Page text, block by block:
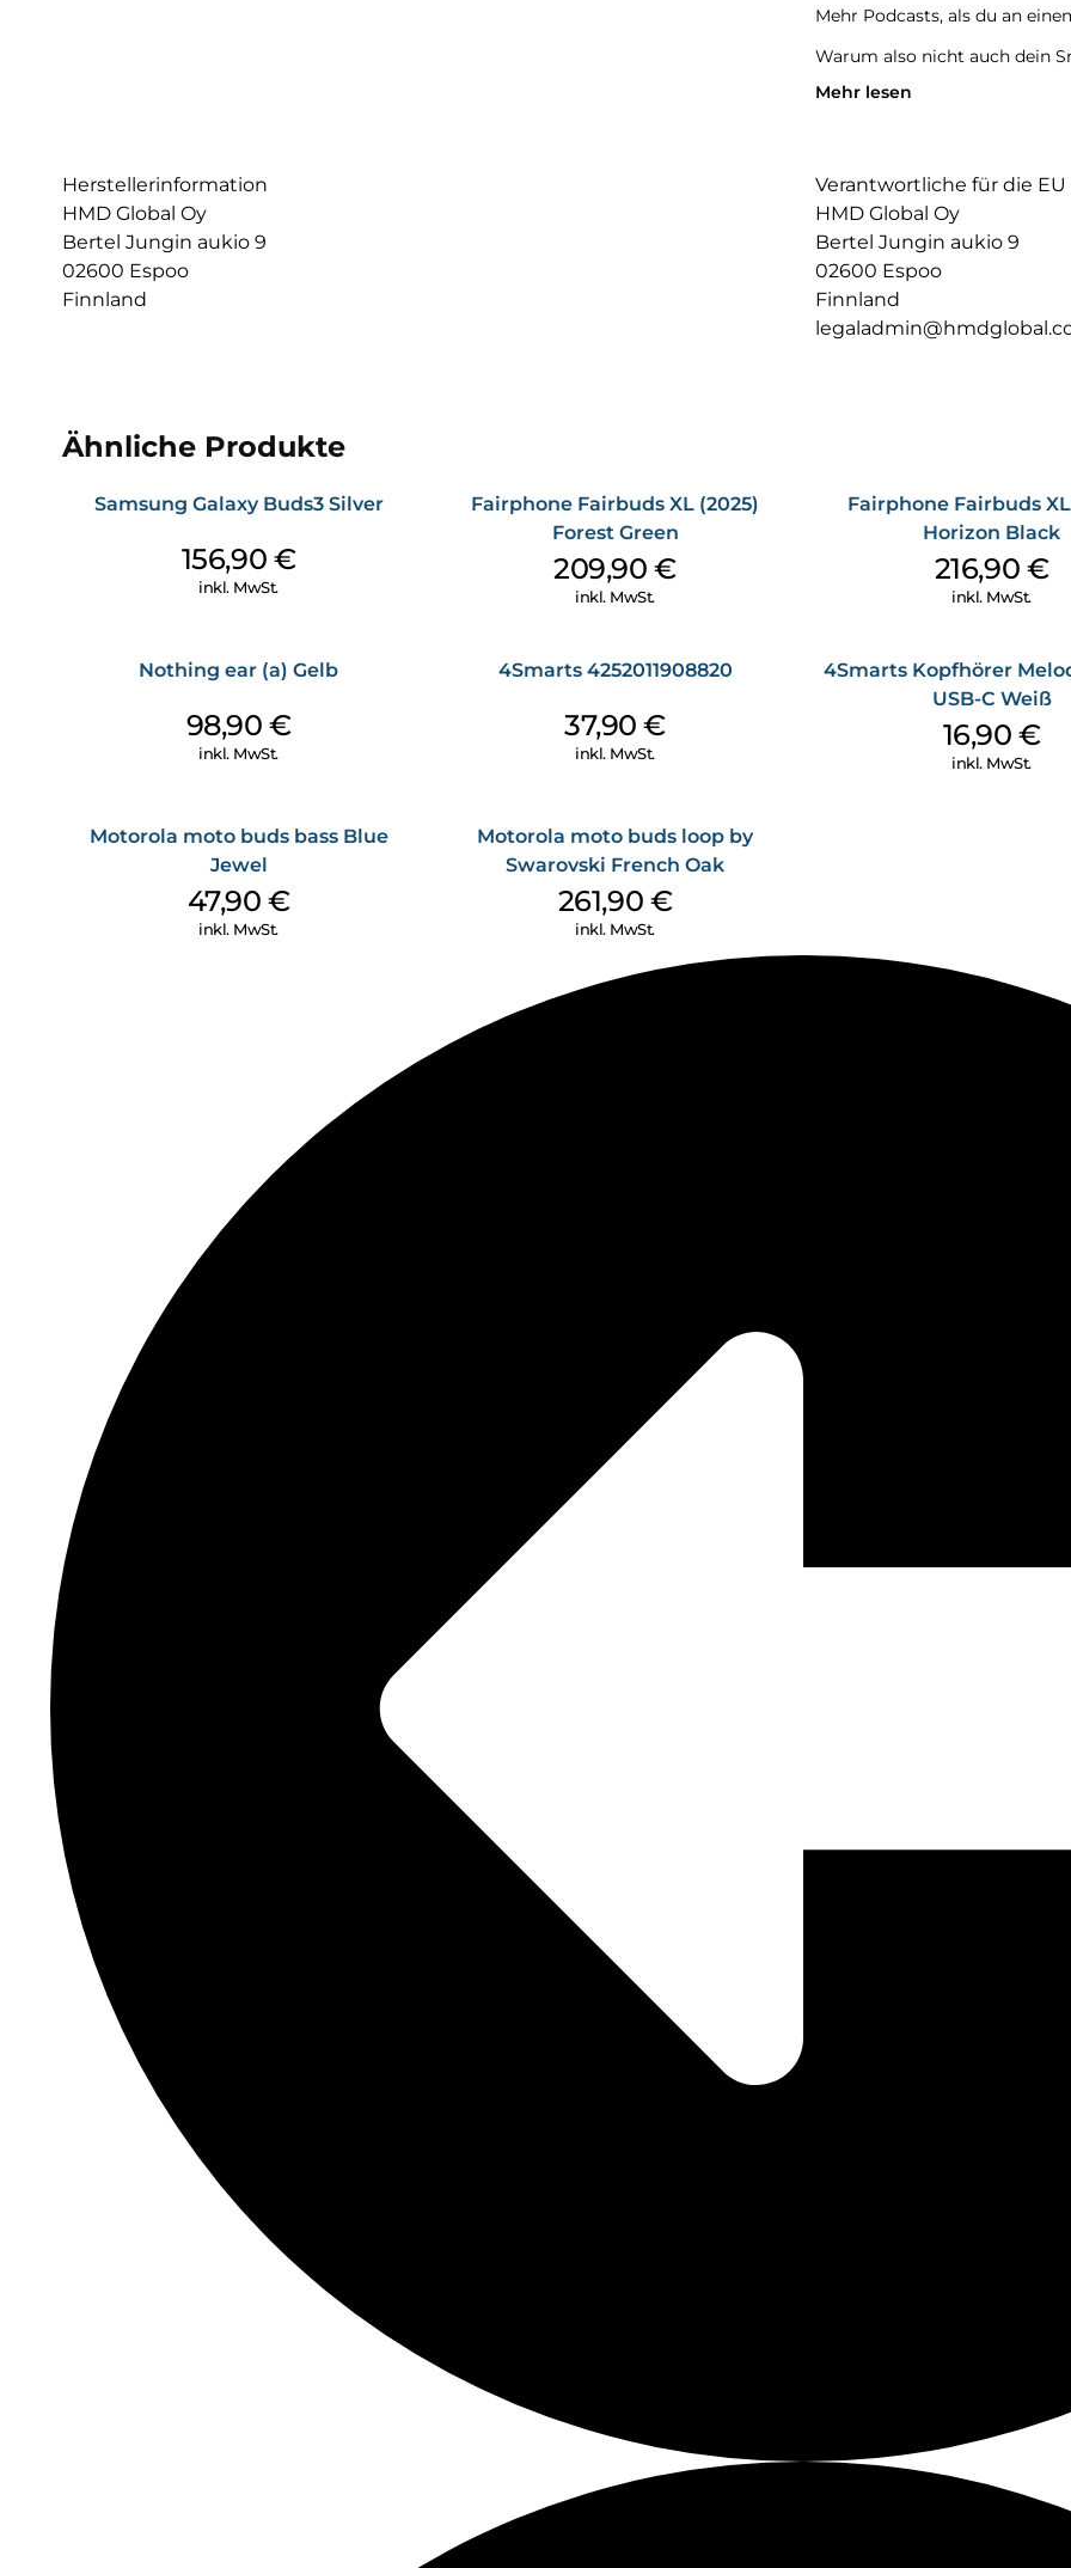
Mehr Podcasts, als du an
Warum also nicht auch dein
Einfach das Case auf die
Mit den HMD Amped Buds
brauchst – jederzeit und überall
HMD Amped Buds – Technik
Das ultraschlanke Case – nur
passt mühelos in jede Tasche.
Erhältlich in drei
Amped Buds sind nicht nur
Egal, ob beim Workout oder
durch! Mit IP54-
jederzeit Vollgas geben
Mehr lesen
Herstellerinformation
HMD Global Oy
Bertel Jungin aukio 9
02600 Espoo
Finnland
Verantwortliche für die EU
HMD Global Oy
Bertel Jungin aukio 9
02600 Espoo
Finnland
Ähnliche Produkte
Samsung Galaxy Buds3 Silver
156,90 €
inkl. MwSt.
Fairphone Fairbuds XL (2025)
Forest Green
209,90€
inkl. MwSt.
Fairphone Fairbuds
Horizon Black
216,90 €
inkl. MwSt.
Nothing ear (a) Gelb
98,90 €
inkl. MwSt.
4Smarts 4252011908820
37,90€
inkl. MwSt.
4Smarts Kopfhörer
USB-C Weiß
16,90 €
inkl. MwSt.
Motorola moto buds bass Blue
Jewel
47,90 €
inkl. MwSt.
Motorola moto buds loop by
Swarovski French Oak
261,90 €
inkl. MwSt.